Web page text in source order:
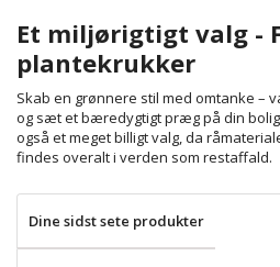
Et miljørigtigt valg -
plantekrukker
Skab en grønnere stil med omtanke –
og sæt et bæredygtigt præg på din
også et meget billigt valg, da
findes overalt i verden som restaffald.
Dine sidst sete produkter